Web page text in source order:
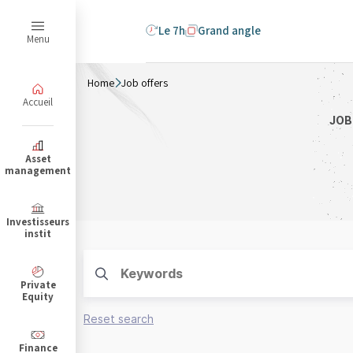
Home Job offers
Reset search
Accueil
Asset
management
Investisseurs
instit
Private
Equity
Finance
Menu
Le 7h Grand angle